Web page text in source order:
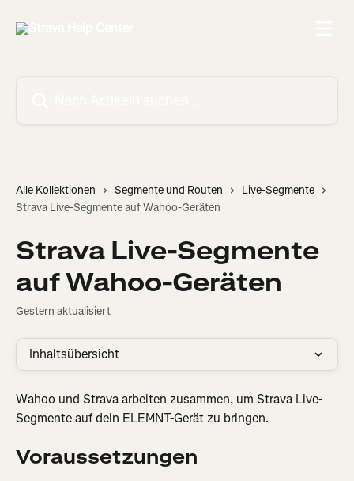
Alle Kollektionen Segmente und Routen
Live-Segmente
Strava Live-Segmente auf Wahoo-Geräten
Strava Live-Segmente
auf Wahoo-Geräten
Gestern aktualisiert
Inhaltsübersicht
Wahoo und Strava arbeiten zusammen, um Strava Live-
Segmente auf dein ELEMNT-Gerät zu bringen.
Voraussetzungen